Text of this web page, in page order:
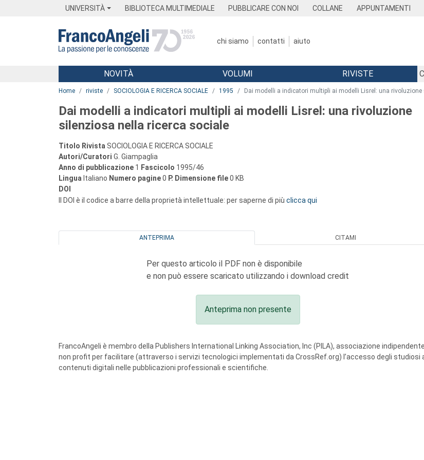
UNIVERSITÀ BIBLIOTECA MULTIMEDIALE PUBBLICARE CON NOI COLLANE APPUNTAMENTI
chi siamo contatti aiuto
Menu
NOVITÀ VOLUMI RIVISTE
Home riviste SOCIOLOGIA E RICERCA SOCIALE 1995 Dai modelli a indicatori multipli ai modelli Lisrel: una
Dai modelli a indicatori multipli ai modelli Lisrel: una rivoluzione
silenziosa nella ricerca sociale
Titolo Rivista SOCIOLOGIA E RICERCA SOCIALE
Autori/Curatori G. Giampaglia
Anno di pubblicazione 1 Fascicolo 1995/46
Lingua Italiano Numero pagine0 P. Dimensione file0 KB
DOI
Il DOI è il codice a barre della proprietà intellettuale: per saperne di più clicca qui
ANTEPRIMA CITAMI
Per questo articolo il PDF non è disponibile
e non può essere scaricato utilizzando i download credit
Anteprima non presente
FrancoAngeli è membro della Publishers International Linking Association, Inc (PILA), associazione
non profit per facilitare (attraverso i servizi tecnologici implementati da CrossRef.org) l’accesso degli studiosi
contenuti digitali nelle pubblicazioni professionali e scientifiche.